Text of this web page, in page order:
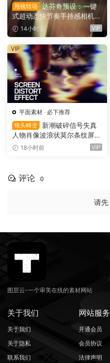
甩镜转场 达芬奇预设：一键
式超动态快节奏手持感相机摇
晃运动甩镜头无缝转场过渡
支持横竖屏（16158）
14小时前 VIP
平面素材 · 必下推荐
镜头畸变
新潮破碎信号失真
人物肖像波浪状莫尔条纹屏幕
畸变专辑封面音乐海报传单P
18小时前 VIP
VIP
评论 0
请先
图层云-一个审美在线的素材网站
关于我们
关于我们
关于隐私
联系我们
网站服务
开通会员
会员协议
法律声明